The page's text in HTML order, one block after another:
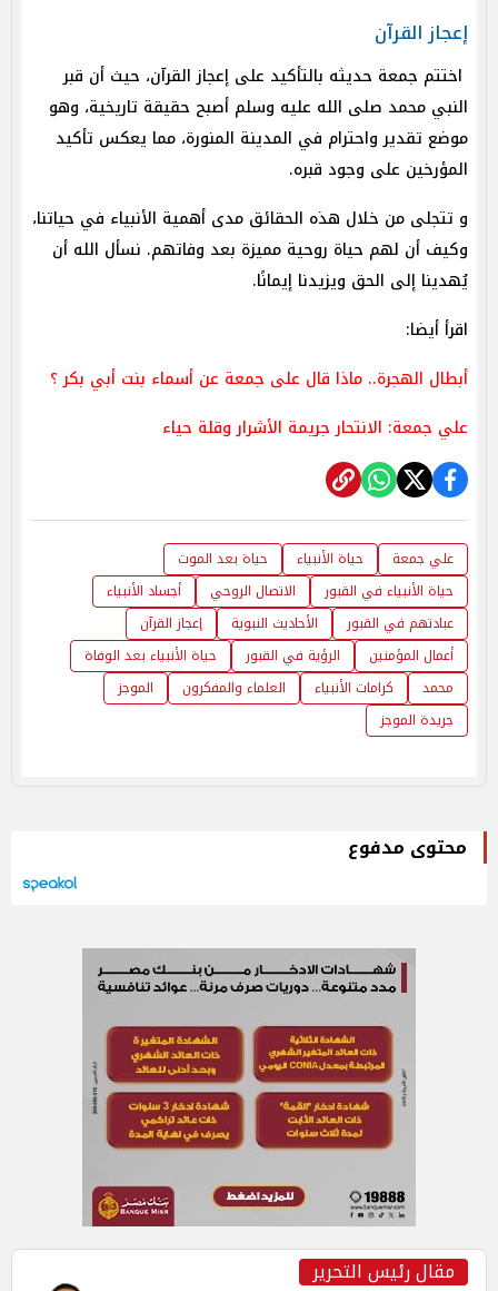
إعجاز القرآن
اختتم جمعة حديثه بالتأكيد على إعجاز القرآن، حيث أن قبر
النبي محمد صلى الله عليه وسلم أصبح حقيقة تاريخية، وهو
موضع تقدير واحترام في المدينة المنورة، مما يعكس تأكيد
المؤرخين على وجود قبره.
و تتجلى من خلال هذه الحقائق مدى أهمية الأنبياء في حياتنا،
وكيف أن لهم حياة روحية مميزة بعد وفاتهم. نسأل الله أن
يُهدينا إلى الحق ويزيدنا إيمانًا.
اقرأ أيضا:
أبطال الهجرة.. ماذا قال على جمعة عن أسماء بنت أبي بكر ؟
علي جمعة: الانتحار جريمة الأشرار وقلة حياء
علي جمعة حياة الأنبياء
حياة بعد الموت
حياة الأنبياء في القبور
الاتصال الروحي
أجساد الأنبياء
عبادتهم في القبور
الأحاديث النبوية
إعجاز القرآن
أعمال المؤمنين
الرؤية في القبور
حياة الأنبياء بعد الوفاة
محمد
كرامات الأنبياء العلماء والمفكرون
الموجز
جريدة الموجز
محتوى مدفوع
مقال رئيس التحرير